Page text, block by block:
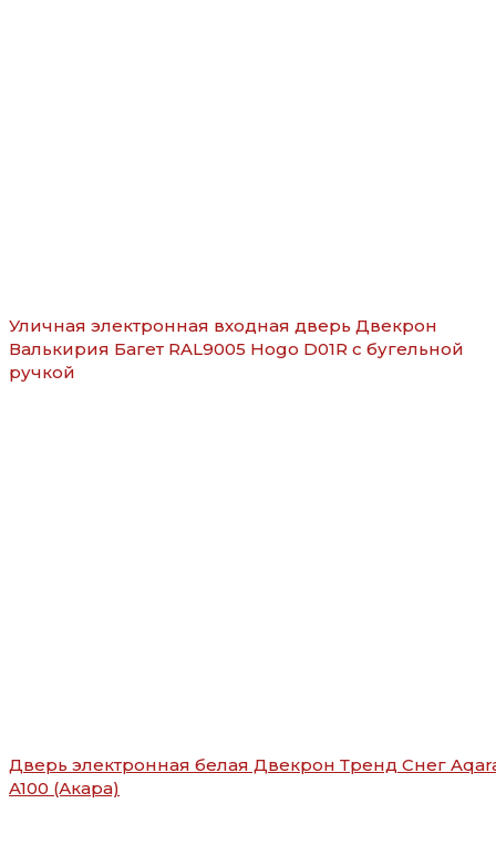
Уличная электронная входная дверь Двекрон
Валькирия Багет RAL9005 Hogo D01R с бугельной
ручкой
Дверь электронная белая Двекрон Тренд Снег
A100 (Акара)